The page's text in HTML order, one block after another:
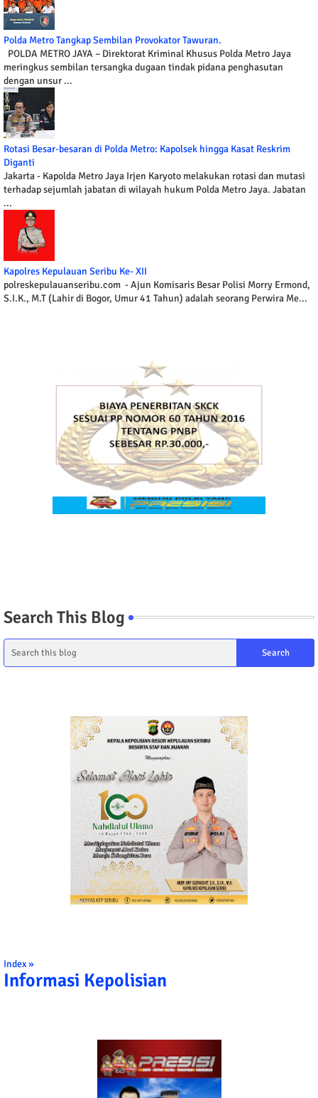
Polda Metro Tangkap Sembilan Provokator Tawuran.
POLDA METRO JAYA – Direktorat Kriminal Khusus Polda Metro Jaya
meringkus sembilan tersangka dugaan tindak pidana penghasutan
dengan unsur ...
Rotasi Besar-besaran di Polda Metro: Kapolsek hingga Kasat Reskrim
Diganti
Jakarta - Kapolda Metro Jaya Irjen Karyoto melakukan rotasi dan mutasi
terhadap sejumlah jabatan di wilayah hukum Polda Metro Jaya. Jabatan
...
Kapolres Kepulauan Seribu Ke- XII
polreskepulauanseribu.com - Ajun Komisaris Besar Polisi Morry Ermond,
S.I.K., M.T (Lahir di Bogor, Umur 41 Tahun) adalah seorang Perwira Me...
Search This Blog
Index »
Informasi Kepolisian